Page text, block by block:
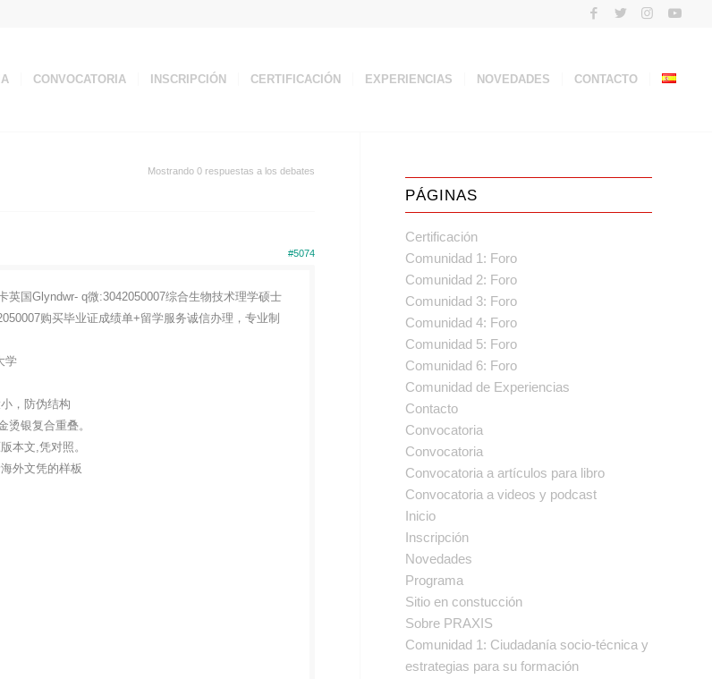
CONVOCATORIA INSCRIPCIÓN CERTIFICACIÓN EXPERIENCIAS NOVEDADES CONTACTO
Mostrando 0 respuestas a los debates
#5074
国Glyndwr- q微:3042050007综合生物技术理学硕士
购买毕业证成绩单+留学服务诚信办理，专业制
学
，防伪结构
烫银复合重叠。
本文,凭对照。
外文凭的样板
PÁGINAS
Certificación
Comunidad 1: Foro
Comunidad 2: Foro
Comunidad 3: Foro
Comunidad 4: Foro
Comunidad 5: Foro
Comunidad 6: Foro
Comunidad de Experiencias
Contacto
Convocatoria
Convocatoria
Convocatoria a artículos para libro
Convocatoria a videos y podcast
Inicio
Inscripción
Novedades
Programa
Sitio en constucción
Sobre PRAXIS
Comunidad 1: Ciudadanía socio-técnica y
estrategias para su formación